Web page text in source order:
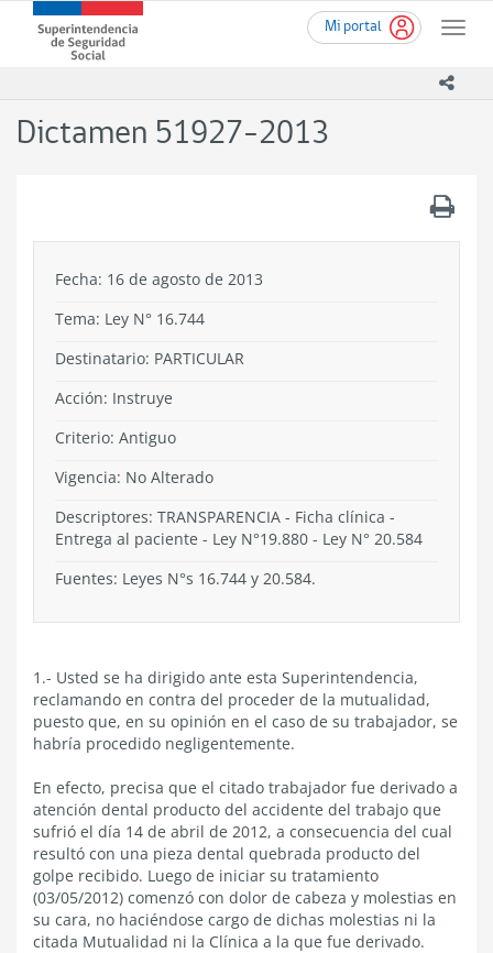
contenido
Mi portal
Toggle
Superintendencia
de
-
Dictamen 51927-2013
Fecha: 16 de agosto de 2013
Tema: Ley N° 16.744
Destinatario: PARTICULAR
Acción: Instruye
Criterio: Antiguo
Vigencia: No Alterado
Descriptores: TRANSPARENCIA - Ficha clínica -
Entrega al paciente - Ley N°19.880 - Ley N° 20.584
Fuentes: Leyes N°s 16.744 y 20.584.
1.- Usted se ha dirigido ante esta Superintendencia,
reclamando en contra del proceder de la mutualidad,
puesto que, en su opinión en el caso de su trabajador, se
habría procedido negligentemente.
En efecto, precisa que el citado trabajador fue derivado a
atención dental producto del accidente del trabajo que
sufrió el día 14 de abril de 2012, a consecuencia del cual
resultó con una pieza dental quebrada producto del
golpe recibido. Luego de iniciar su tratamiento
(03/05/2012) comenzó con dolor de cabeza y molestias en
su cara, no haciéndose cargo de dichas molestias ni la
citada Mutualidad ni la Clínica a la que fue derivado.